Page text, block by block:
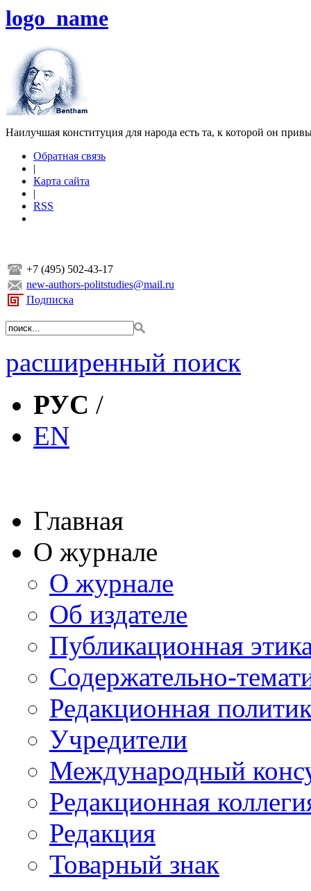
logo_name
Наилучшая конституция для народа есть та, к которой он
Обратная связь
|
Карта сайта
|
RSS
+7 (495) 502-43-17
new-authors-politstudies@mail.ru
Подписка
расширенный поиск
РУС /
EN
Главная
О журнале
О журнале
Об издателе
Публикационная
Содержательно-
Редакционная
Учредители
Международный
Редакционная
Редакция
Товарный знак